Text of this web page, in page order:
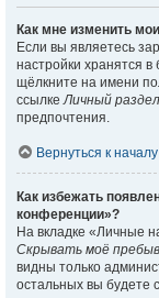
Как мне изменить
Если вы являетесь
настройки хранятся
щёлкните на имени
ссылкеЛичный раздел
предпочтения.
Вернуться к началу
Как избежать
конференции»?
На вкладке «Личные
Скрывать моё
видны только
остальных вы будете